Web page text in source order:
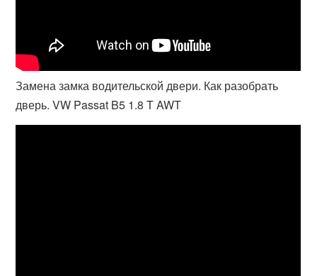
Замена замка водительской двери. Как разобрать
дверь. VW Passat B5 1.8 T AWT